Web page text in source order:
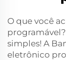
O que você
simples! A
eletrônico